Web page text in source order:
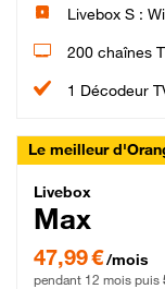
Livebox S :
200 chaînes
1 Décodeur
Le meilleur
Livebox
Livebox
Max
47,99 € par mois
47,99 €/mois
pendant 12 mois puis